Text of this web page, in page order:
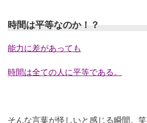
時間は平等なのか！？
能力に差があっても
時間は全ての人に平等である。
そんな言葉が怪しいと感じる瞬間。笑